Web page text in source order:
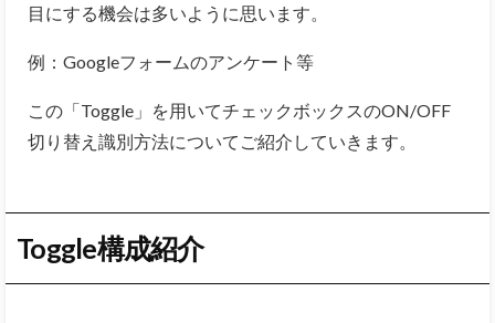
目にする機会は多いように思います。
例：Googleフォームのアンケート等
この「Toggle」を用いてチェックボックスのON/OFF
切り替え識別方法についてご紹介していきます。
Toggle構成紹介